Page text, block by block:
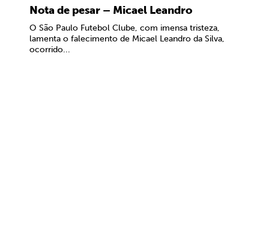
Nota de pesar – Micael Leandro
O São Paulo Futebol Clube, com imensa tristeza,
lamenta o falecimento de Micael Leandro da Silva,
ocorrido...